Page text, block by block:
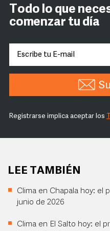
Todo lo que
comenzar tu día
Registrarse implica aceptar los
LEE TAMBIÉN
Clima en Chapala hoy: el
junio de 2026
Clima en El Salto hoy: el